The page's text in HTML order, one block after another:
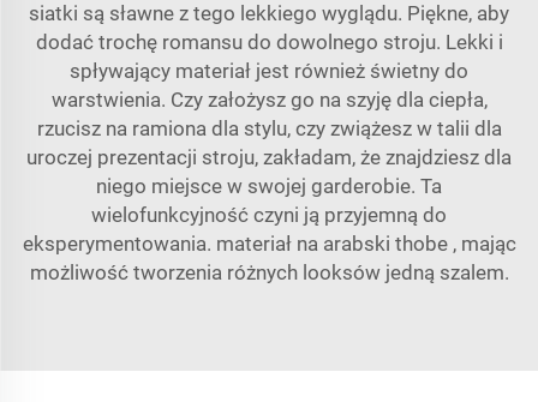
siatki są sławne z tego lekkiego wyglądu. Piękne, aby
dodać trochę romansu do dowolnego stroju. Lekki i
spływający materiał jest również świetny do
warstwienia. Czy założysz go na szyję dla ciepła,
rzucisz na ramiona dla stylu, czy zwiążesz w talii dla
uroczej prezentacji stroju, zakładam, że znajdziesz dla
niego miejsce w swojej garderobie. Ta
wielofunkcyjność czyni ją przyjemną do
eksperymentowania. materiał na arabski thobe , mając
możliwość tworzenia różnych looksów jedną szalem.